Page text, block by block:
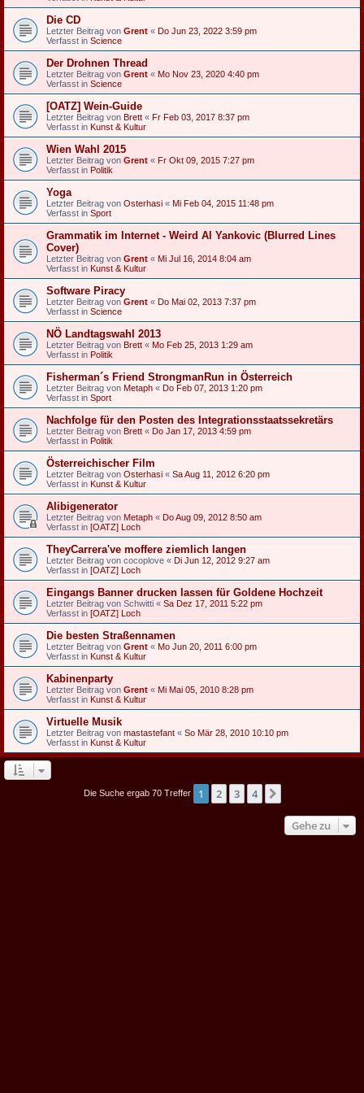
Die CD
Letzter Beitrag von Grent « Do Jun 23, 2022 3:59 pm
Verfasst in Science
Der Drohnen Thread
Letzter Beitrag von Grent « Mo Nov 23, 2020 4:40 pm
Verfasst in Science
[OATZ] Wein-Guide
Letzter Beitrag von Brett « Fr Feb 03, 2017 8:37 pm
Verfasst in Kunst & Kultur
Wien Wahl 2015
Letzter Beitrag von Grent « Fr Okt 09, 2015 7:27 pm
Verfasst in Politik
Yoga
Letzter Beitrag von Osterhasi « Mi Feb 04, 2015 11:48 pm
Verfasst in Sport
Grammatik im Internet - Weird Al Yankovic (Blurred Lines
Cover)
Letzter Beitrag von Grent « Mi Jul 16, 2014 8:04 am
Verfasst in Kunst & Kultur
Software Piracy
Letzter Beitrag von Grent « Do Mai 02, 2013 7:37 pm
Verfasst in Science
NÖ Landtagswahl 2013
Letzter Beitrag von Brett « Mo Feb 25, 2013 1:29 am
Verfasst in Politik
Fisherman´s Friend StrongmanRun in Österreich
Letzter Beitrag von Metaph « Do Feb 07, 2013 1:20 pm
Verfasst in Sport
Nachfolge für den Posten des Integrationsstaatssekretärs
Letzter Beitrag von Brett « Do Jan 17, 2013 4:59 pm
Verfasst in Politik
Österreichischer Film
Letzter Beitrag von Osterhasi « Sa Aug 11, 2012 6:20 pm
Verfasst in Kunst & Kultur
Alibigenerator
Letzter Beitrag von Metaph « Do Aug 09, 2012 8:50 am
Verfasst in [OATZ] Loch
TheyCarrera've moffere ziemlich langen
Letzter Beitrag von cocoplove « Di Jun 12, 2012 9:27 am
Verfasst in [OATZ] Loch
Eingangs Banner drucken lassen für Goldene Hochzeit
Letzter Beitrag von Schwitti « Sa Dez 17, 2011 5:22 pm
Verfasst in [OATZ] Loch
Die besten Straßennamen
Letzter Beitrag von Grent « Mo Jun 20, 2011 6:00 pm
Verfasst in Kunst & Kultur
Kabinenparty
Letzter Beitrag von Grent « Mi Mai 05, 2010 8:28 pm
Verfasst in Kunst & Kultur
Virtuelle Musik
Letzter Beitrag von mastastefant « So Mär 28, 2010 10:10 pm
Verfasst in Kunst & Kultur
Die Suche ergab 70 Treffer 1 2 3 4
Gehe zu